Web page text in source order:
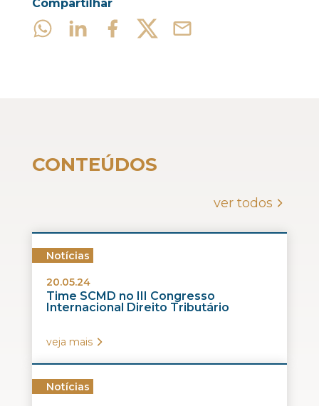
Compartilhar
CONTEÚDOS
ver todos
Notícias
20.05.24
Time SCMD no III Congresso
Internacional Direito Tributário
veja mais
Notícias